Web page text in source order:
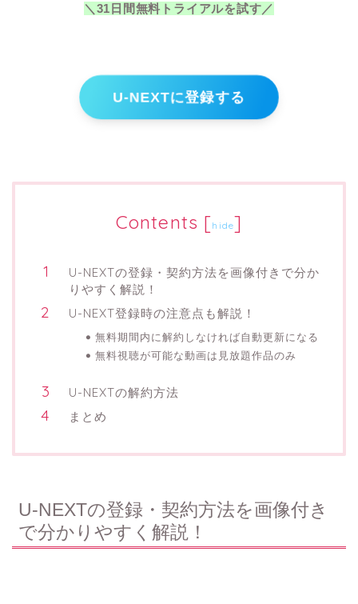
＼31日間無料トライアルを試す／
U-NEXTに登録する
Contents [hide]
U-NEXTの登録・契約方法を画像付きで分か
りやすく解説！
U-NEXT登録時の注意点も解説！
無料期間内に解約しなければ自動更新になる
無料視聴が可能な動画は見放題作品のみ
U-NEXTの解約方法
まとめ
U-NEXTの登録・契約方法を画像付き
で分かりやすく解説！